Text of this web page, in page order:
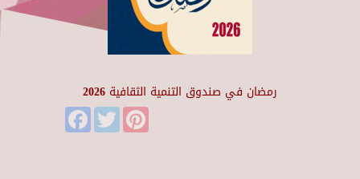
رمضان في صندوق التنمية الثقافية 2026
FacebookTwitter